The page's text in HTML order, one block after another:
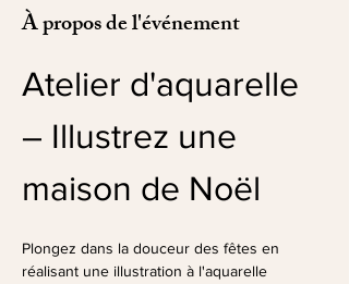
À propos de l'événement
Atelier d'aquarelle
– Illustrez une
maison de Noël
Plongez dans la douceur des fêtes en
réalisant une illustration à l'aquarelle